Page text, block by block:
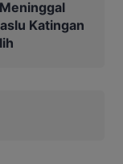
Katingan